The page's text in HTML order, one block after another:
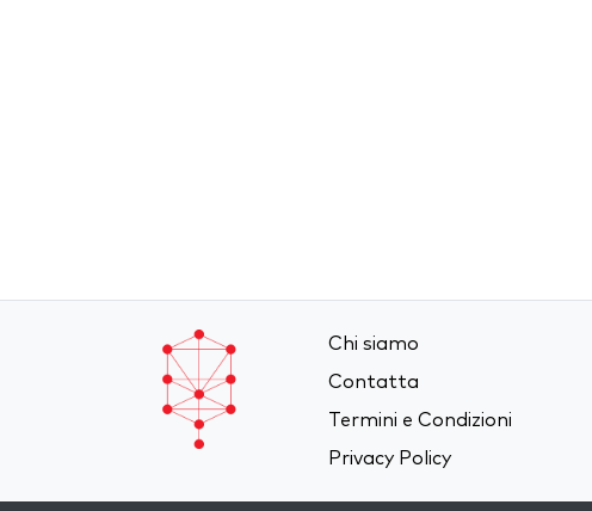
Chi siamo
Contatta
Termini e Condizioni
Privacy Policy